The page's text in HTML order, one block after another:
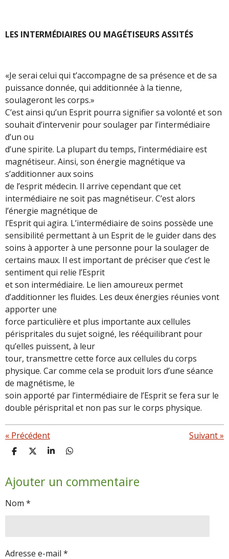
LES INTERMÉDIAIRES OU MAGÉTISEURS ASSITÉS
«Je serai celui qui t’accompagne de sa présence et de sa
puissance donnée, qui additionnée à la tienne,
soulageront les corps.»
C’est ainsi qu’un Esprit pourra signifier sa volonté et son
souhait d’intervenir pour soulager par l’intermédiaire
d’un ou
d’une spirite. La plupart du temps, l’intermédiaire est
magnétiseur. Ainsi, son énergie magnétique va
s’additionner aux soins
de l’esprit médecin. Il arrive cependant que cet
intermédiaire ne soit pas magnétiseur. C’est alors
l’énergie magnétique de
l’Esprit qui agira. L’intermédiaire de soins possède une
sensibilité permettant à un Esprit de le guider dans des
soins à apporter à une personne pour la soulager de
certains maux. Il est important de préciser que c’est le
sentiment qui relie l’Esprit
et son intermédiaire. Le lien amoureux permet
d’additionner les fluides. Les deux énergies réunies vont
apporter une
force particulière et plus importante aux cellules
périspritales du sujet soigné, les rééquilibrant pour
qu’elles puissent, à leur
tour, transmettre cette force aux cellules du corps
physique. Car comme cela se produit lors d’une séance
de magnétisme, le
soin apporté par l’intermédiaire de l’Esprit se fera sur le
double périsprital et non pas sur le corps physique.
« Précédent Suivant»
P
t
a
e
P
t
a
P
t
a
P
t
a
Ajouter un commentaire
Nom *
Adresse e-mail *